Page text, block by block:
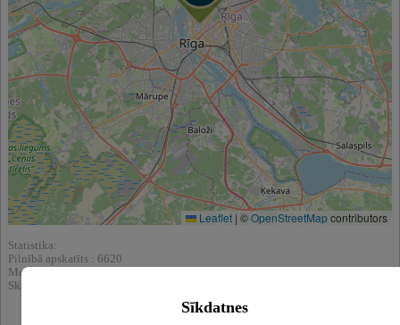
Leaflet | ©OpenStreetMapcontributors
Statistika:
Pilnībā apskatīts : 6620
Meklēšnas rezultātos parādīts : 75849
Skatīt arī katalogā :
Sīkdatnes